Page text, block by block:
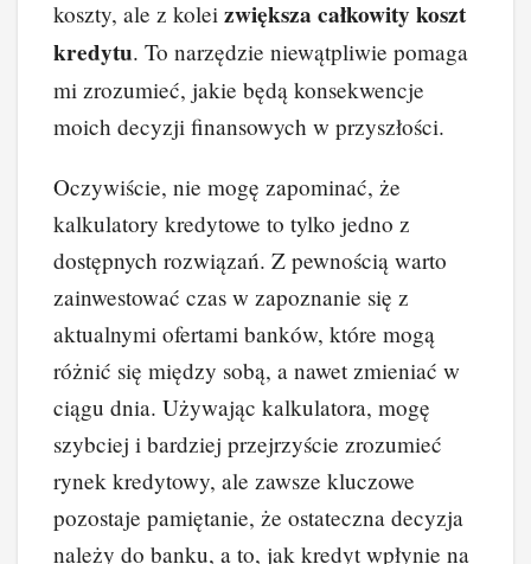
koszty, ale z kolei zwiększa całkowity koszt
kredytu. To narzędzie niewątpliwie pomaga
mi zrozumieć, jakie będą konsekwencje
moich decyzji finansowych w przyszłości.
Oczywiście, nie mogę zapominać, że
kalkulatory kredytowe to tylko jedno z
dostępnych rozwiązań. Z pewnością warto
zainwestować czas w zapoznanie się z
aktualnymi ofertami banków, które mogą
różnić się między sobą, a nawet zmieniać w
ciągu dnia. Używając kalkulatora, mogę
szybciej i bardziej przejrzyście zrozumieć
rynek kredytowy, ale zawsze kluczowe
pozostaje pamiętanie, że ostateczna decyzja
należy do banku, a to, jak kredyt wpłynie na